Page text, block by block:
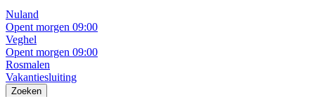
Nuland
Opent morgen 09:00
Veghel
Opent morgen 09:00
Rosmalen
Vakantiesluiting
Zoeken